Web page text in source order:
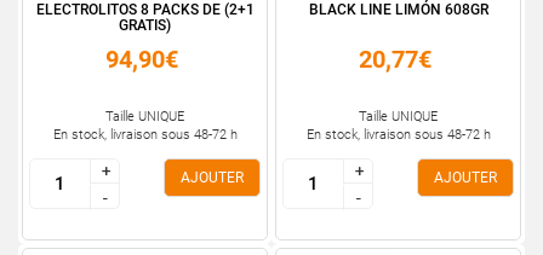
ELECTROLITOS 8 PACKS DE (2+1
GRATIS)
94,90€
Taille UNIQUE
En stock, livraison sous 48-72 h
+
-
+
-
AJOUTER
BLACK LINE LIMÓN 608GR
20,77€
Taille UNIQUE
En stock, livraison sous 48-72 h
+
-
+
-
AJOUTER